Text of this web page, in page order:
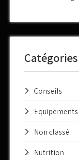
Catégories
Conseils
Equipements
Non classé
Nutrition